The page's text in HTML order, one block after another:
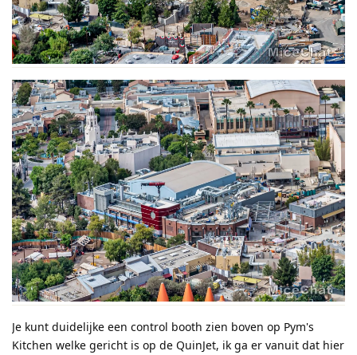
Je kunt duidelijke een control booth zien boven op Pym's
Kitchen welke gericht is op de QuinJet, ik ga er vanuit dat hier